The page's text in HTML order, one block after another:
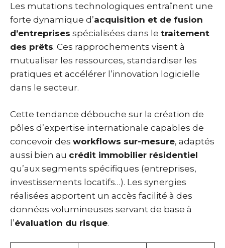
Les mutations technologiques entraînent une
forte dynamique d’acquisition et de fusion
d’entreprises spécialisées dans le traitement
des prêts. Ces rapprochements visent à
mutualiser les ressources, standardiser les
pratiques et accélérer l’innovation logicielle
dans le secteur.
Cette tendance débouche sur la création de
pôles d’expertise internationale capables de
concevoir des workflows sur-mesure, adaptés
aussi bien au crédit immobilier résidentiel
qu’aux segments spécifiques (entreprises,
investissements locatifs…). Les synergies
réalisées apportent un accès facilité à des
données volumineuses servant de base à
l’évaluation du risque.